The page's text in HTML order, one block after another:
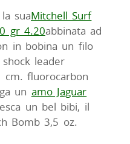
suaMitchell Surf
gr 4.20abbinata ad
in bobina un filo
leader
fluorocarbon
un amo Jaguar
un bel bibi, il
Bomb 3,5 oz.